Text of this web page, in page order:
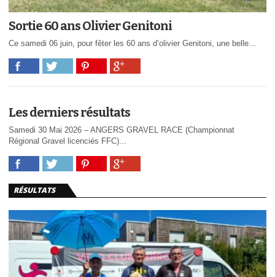
Sortie 60 ans Olivier Genitoni
Ce samedi 06 juin, pour fêter les 60 ans d’olivier Genitoni, une belle...
Les derniers résultats
Samedi 30 Mai 2026 – ANGERS GRAVEL RACE (Championnat
Régional Gravel licenciés FFC)...
RÉSULTATS